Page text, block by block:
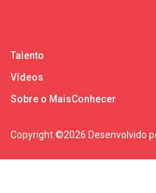
Talento
Vídeos
Sobre o MaisConhecer
Copyright ©2026 Desenvolvido